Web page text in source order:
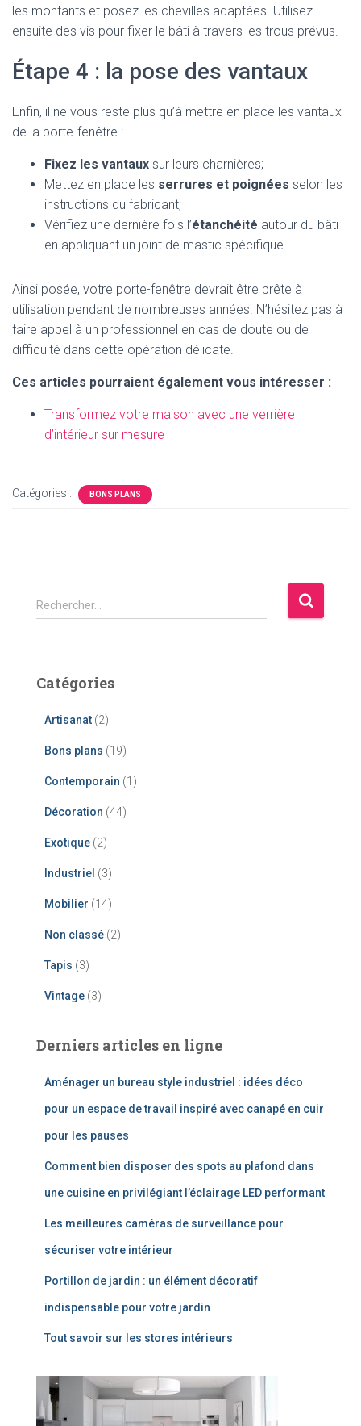
les montants et posez les chevilles adaptées. Utilisez
ensuite des vis pour fixer le bâti à travers les trous prévus.
Étape 4 : la pose des vantaux
Enfin, il ne vous reste plus qu’à mettre en place les vantaux
de la porte-fenêtre :
Fixez les vantaux sur leurs charnières;
Mettez en place les serrures et poignées selon les
instructions du fabricant;
Vérifiez une dernière fois l’étanchéité autour du bâti
en appliquant un joint de mastic spécifique.
Ainsi posée, votre porte-fenêtre devrait être prête à
utilisation pendant de nombreuses années. N’hésitez pas à
faire appel à un professionnel en cas de doute ou de
difficulté dans cette opération délicate.
Ces articles pourraient également vous intéresser :
Transformez votre maison avec une verrière
d’intérieur sur mesure
Catégories : BONS PLANS
R
e
r
Rechercher…
Catégories
Artisanat (2)
Bons plans (19)
Contemporain (1)
Décoration (44)
Exotique (2)
Industriel (3)
Mobilier (14)
Non classé (2)
Tapis (3)
Vintage (3)
Derniers articles en ligne
Aménager un bureau style industriel : idées déco
pour un espace de travail inspiré avec canapé en cuir
pour les pauses
Comment bien disposer des spots au plafond dans
une cuisine en privilégiant l’éclairage LED performant
Les meilleures caméras de surveillance pour
sécuriser votre intérieur
Portillon de jardin : un élément décoratif
indispensable pour votre jardin
Tout savoir sur les stores intérieurs